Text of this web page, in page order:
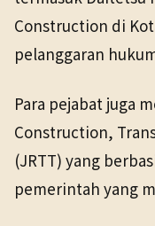
Construction di
pelanggaran
Para pejabat juga
Construction,
(JRTT) yang
pemerintah yang